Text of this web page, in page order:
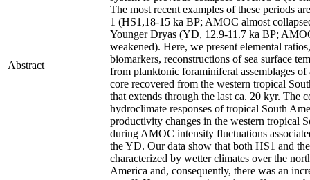
Abstract
The most recent examples of these periods
1 (HS1,18-15 ka BP; AMOC almost
Younger Dryas (YD, 12.9-11.7 ka BP;
weakened). Here, we present elemental
biomarkers, reconstructions of sea surface
from planktonic foraminiferal assemblages of
core recovered from the western tropical
that extends through the last ca. 20 kyr. The
hydroclimate responses of tropical South
productivity changes in the western tropical
during AMOC intensity fluctuations
the YD. Our data show that both HS1 and
characterized by wetter climates over the
America and, consequently, there was an